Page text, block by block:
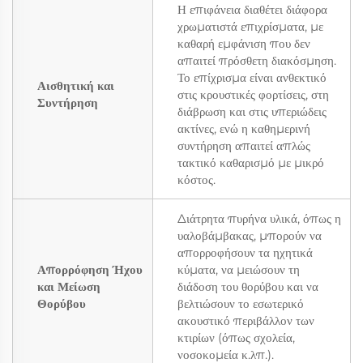
Αισθητική και
Συντήρηση
Η επιφάνεια διαθέτει διάφορα
χρωματιστά επιχρίσματα, με
καθαρή εμφάνιση που δεν
απαιτεί πρόσθετη διακόσμηση.
Το επίχρισμα είναι ανθεκτικό
στις κρουστικές φορτίσεις, στη
διάβρωση και στις υπεριώδεις
ακτίνες, ενώ η καθημερινή
συντήρηση απαιτεί απλώς
τακτικό καθαρισμό με μικρό
κόστος.
Απορρόφηση Ήχου
και Μείωση
Θορύβου
Διάτρητα πυρήνα υλικά, όπως η
υαλοβάμβακας, μπορούν να
απορροφήσουν τα ηχητικά
κύματα, να μειώσουν τη
διάδοση του θορύβου και να
βελτιώσουν το εσωτερικό
ακουστικό περιβάλλον των
κτιρίων (όπως σχολεία,
νοσοκομεία κ.λπ.).